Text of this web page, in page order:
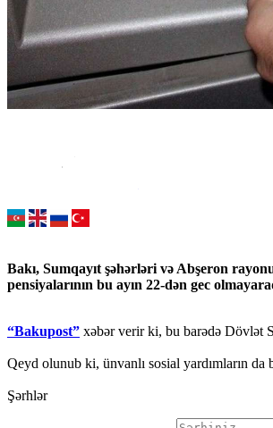
Bakı, Sumqayıt şəhərləri və Abşeron
pensiyalarının bu ayın 22-dən gec
“Bakupost” xəbər verir ki, bu barədə Dövlət
Qeyd olunub ki, ünvanlı sosial yardımların da
Şərhlər